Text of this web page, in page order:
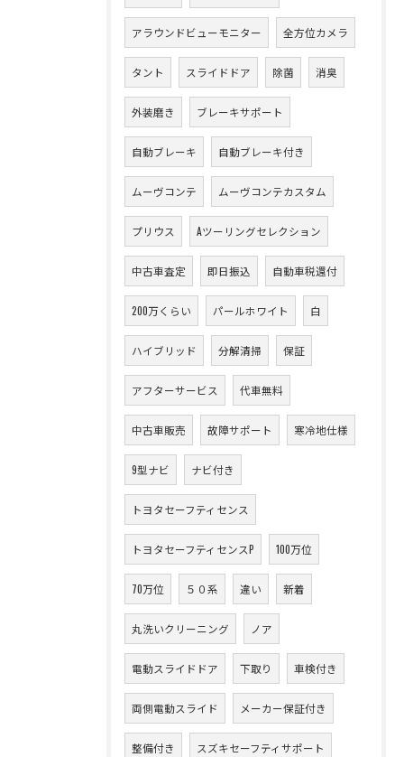
アラウンドビューモニター 全方位カメラ
タント スライドドア 除菌 消臭
外装磨き ブレーキサポート
自動ブレーキ 自動ブレーキ付き
ムーヴコンテ ムーヴコンテカスタム
プリウス Aツーリングセレクション
中古車査定 即日振込 自動車税還付
200万くらい パールホワイト 白
ハイブリッド 分解清掃 保証
アフターサービス 代車無料
中古車販売 故障サポート 寒冷地仕様
9型ナビ ナビ付き
トヨタセーフティセンス
トヨタセーフティセンスP 100万位
70万位 ５０系 違い 新着
丸洗いクリーニング ノア
電動スライドドア 下取り 車検付き
両側電動スライド メーカー保証付き
整備付き スズキセーフティサポート